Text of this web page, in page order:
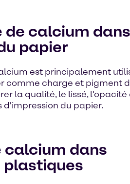
de calcium dans
papier
est principalement
comme charge et pigment
la qualité, le lissé,
d'impression du papier.
calcium dans
plastiques